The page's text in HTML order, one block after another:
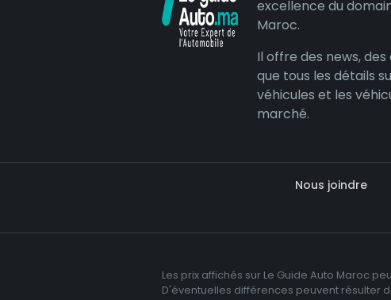
excellence du
Maroc.
Il offre des news, des
que tous les détails
véhicules et les
marché.
Nous joindre
Les prix affichés sur Le Guide Auto Maroc
D'éventuelles différences peuvent résulter